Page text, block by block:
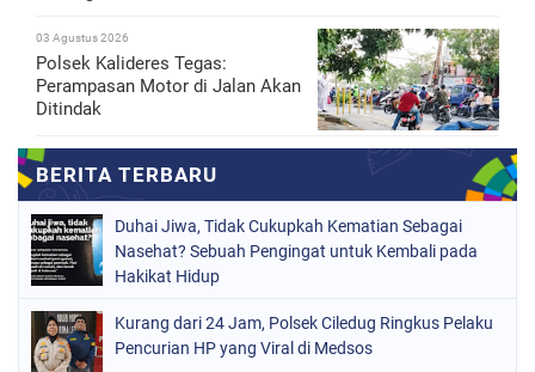
03 Agustus 2026
Polsek Kalideres Tegas:
Perampasan Motor di Jalan Akan
Ditindak
Duhai Jiwa, Tidak Cukupkah Kematian Sebagai
Nasehat? Sebuah Pengingat untuk Kembali pada
Hakikat Hidup
Kurang dari 24 Jam, Polsek Ciledug Ringkus Pelaku
Pencurian HP yang Viral di Medsos